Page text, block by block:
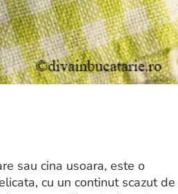
sau cina usoara, este o
cu un continut scazut de